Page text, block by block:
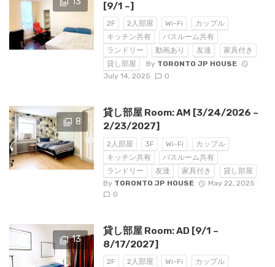
[9/1 ~]
2F 2人部屋 Wi-Fi
カップル
キッチン共有
バスルーム共有
ランドリー
動画あり 友達
家具付き
貸し部屋
By TORONTO JP HOUSE
July 14, 2025
0
8
貸し部屋 Room: AM [3/24/2026 ~
2/23/2027]
2人部屋 3F Wi-Fi
カップル
キッチン共有
バスルーム共有
ランドリー
友達 家具付き
貸し部屋
By TORONTO JP HOUSE
May 22, 2025
0
13
貸し部屋 Room: AD [9/1 ~
8/17/2027]
2F 2人部屋 Wi-Fi
カップル